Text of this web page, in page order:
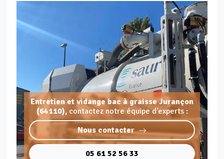
Entretien et vidange bac à graisse Jurançon
(64110), contactez notre équipe d'experts :
Nous contacter
05 61 52 56 33